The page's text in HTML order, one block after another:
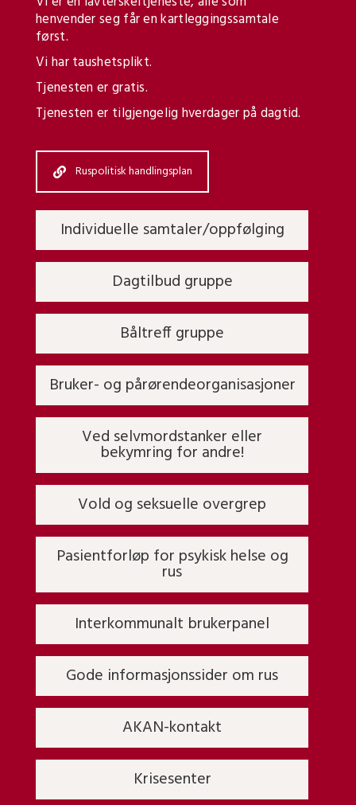
henvender seg får en kartleggingssamtale
først.
Vi har taushetsplikt.
Tjenesten er gratis.
Tjenesten er tilgjengelig hverdager på dagtid.
Ruspolitisk handlingsplan
Individuelle samtaler/oppfølging
Dagtilbud gruppe
Båltreff gruppe
Bruker- og pårørendeorganisasjoner
Ved selvmordstanker eller
bekymring for andre!
Vold og seksuelle overgrep
Pasientforløp for psykisk helse og
rus
Interkommunalt brukerpanel
Gode informasjonssider om rus
AKAN-kontakt
Krisesenter